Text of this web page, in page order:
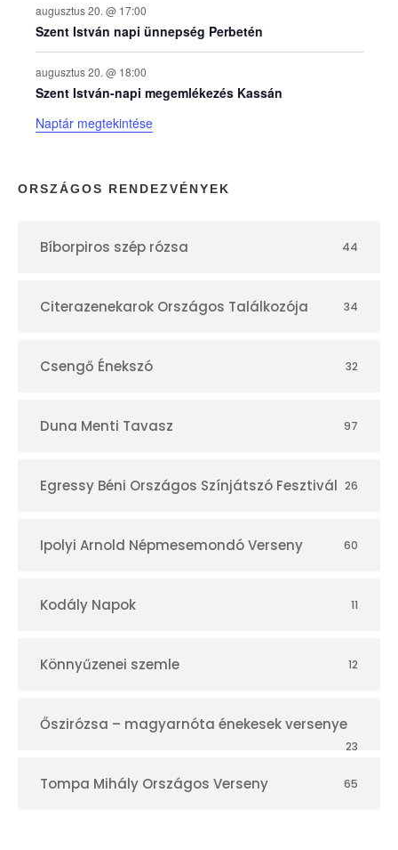
a
p
t
r
augusztus 20. @ 17:00
Szent István napi ünnepség Perbetén
augusztus 20. @ 18:00
Szent István-napi megemlékezés Kassán
Naptár megtekintése
ORSZÁGOS RENDEZVÉNYEK
Bíborpiros szép rózsa 44
Citerazenekarok Országos Találkozója 34
Csengő Énekszó 32
Duna Menti Tavasz 97
Egressy Béni Országos Színjátszó Fesztivál 26
Ipolyi Arnold Népmesemondó Verseny 60
Kodály Napok 11
Könnyűzenei szemle 12
Őszirózsa – magyarnóta énekesek versenye
23
Tompa Mihály Országos Verseny 65